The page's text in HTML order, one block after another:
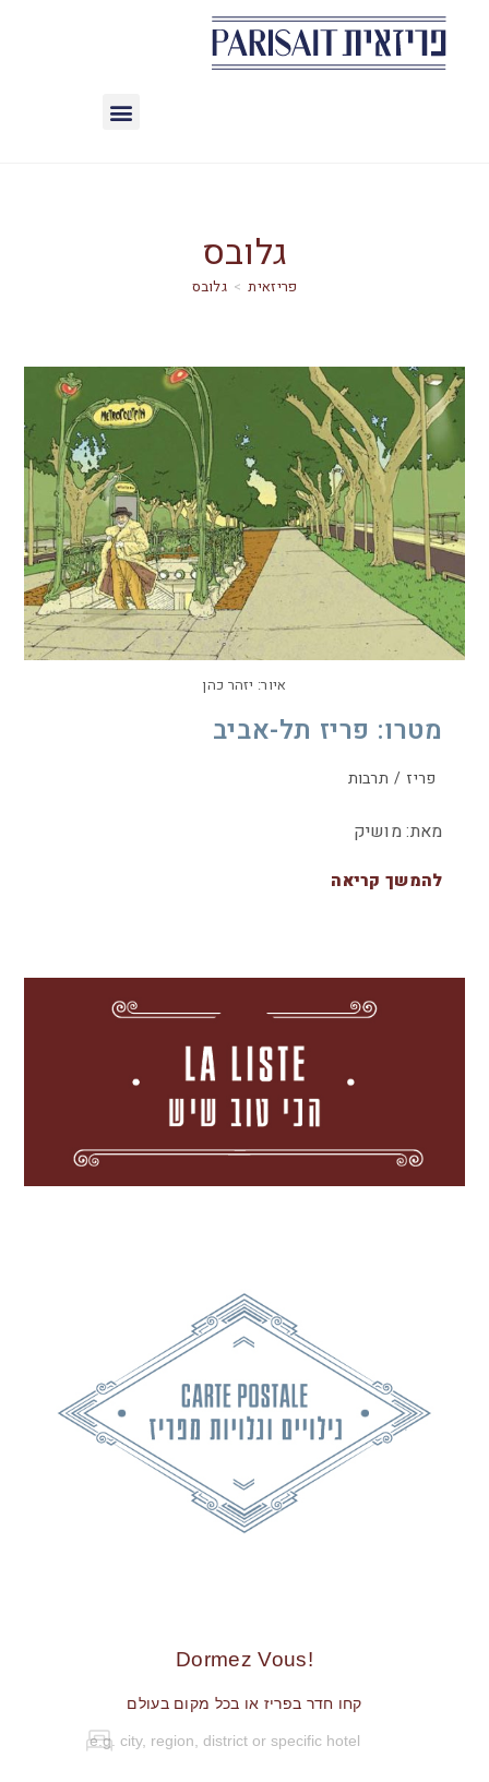
גלובס
> גלובס
איור: יזהר כהן
מטרו: פריז תל-אביב
פריז / תרבות
מאת: מושיק
להמשך קריאה
!Dormez Vous
קחו חדר בפריז או בכל מקום בעולם